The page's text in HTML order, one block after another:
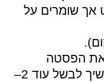
אך שומרים על
הפסטה
הרגילה, לערבב היטב ולהמשיך לבשל עוד 2–